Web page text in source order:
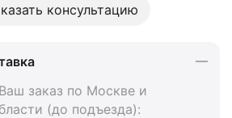
консультацию
заказ по Москве и
(до подъезда):